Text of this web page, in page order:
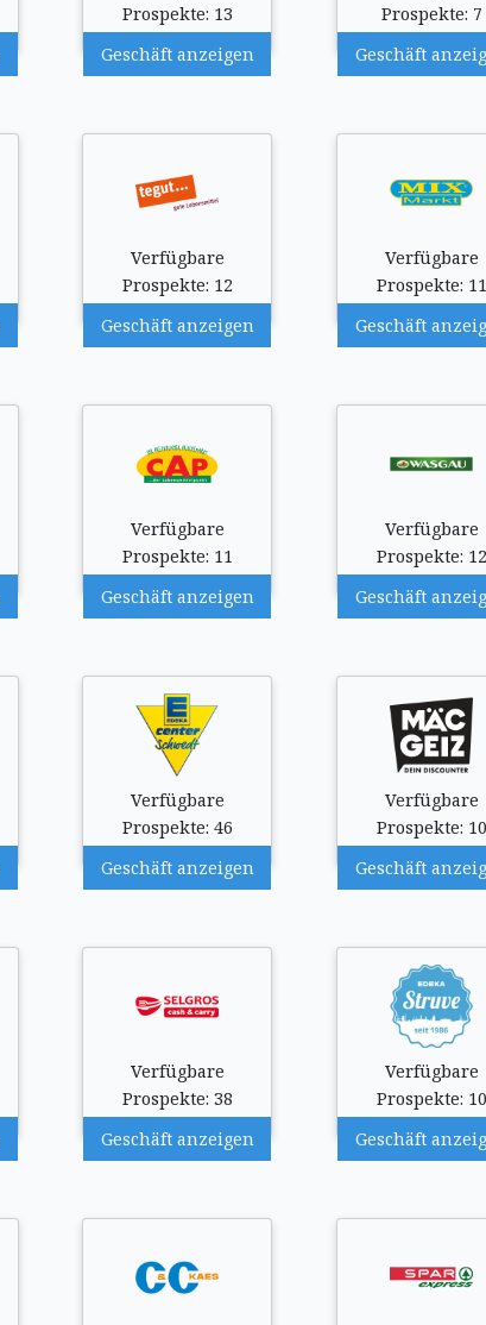
Prospekte: 13
Geschäft anzeigen
Prospekte: 7
Geschäft
Verfügbare
Prospekte: 12
Geschäft anzeigen
Verfügbare
Prospekte: 11
Geschäft
Verfügbare
Prospekte: 11
Geschäft anzeigen
Verfügbare
Prospekte: 12
Geschäft
Verfügbare
Prospekte: 46
Geschäft anzeigen
Verfügbare
Prospekte: 10
Geschäft
Verfügbare
Prospekte: 38
Geschäft anzeigen
Verfügbare
Prospekte: 10
Geschäft